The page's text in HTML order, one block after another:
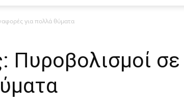
για πολλά θύματα
Πυροβολισμοί